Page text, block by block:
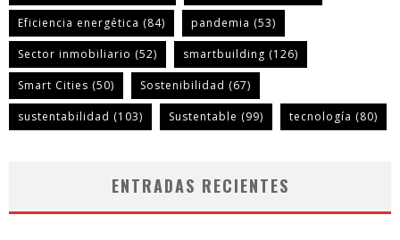
Eficiencia energética (84) pandemia (53)
Sector inmobiliario (52) smartbuilding (126)
Smart Cities (50) Sostenibilidad (67)
sustentabilidad (103) Sustentable (99) tecnología (80)
ENTRADAS RECIENTES